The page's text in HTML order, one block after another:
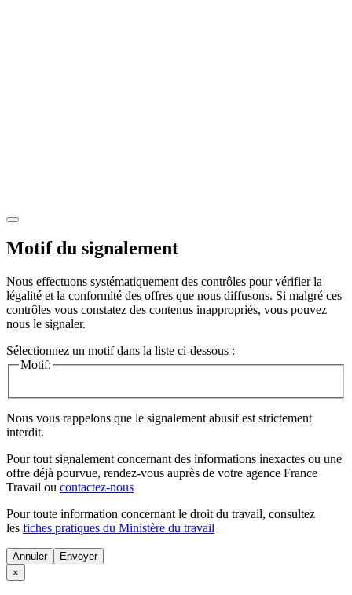
Motif du signalement
Nous effectuons systématiquement des contrôles pour vérifier la
légalité et la conformité des offres que nous diffusons. Si malgré ces
contrôles vous constatez des contenus inappropriés, vous pouvez
nous le signaler.
Sélectionnez un motif dans la liste ci-dessous :
Motif:
Nous vous rappelons que le signalement abusif est strictement
interdit.
Pour tout signalement concernant des informations inexactes ou une
offre déjà pourvue, rendez-vous auprès de votre agence France
Travail ou contactez-nous
Pour toute information concernant le droit du travail, consultez
les fiches pratiques du Ministère du travail
Annuler
×